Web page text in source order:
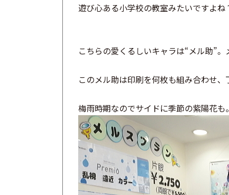
遊び心ある小学校の教室みたいですよね
こちらの愛くるしいキャラは“メル助”。
このメル助は印刷を何枚も組み合わせ、
梅雨時期なのでサイドに季節の紫陽花も